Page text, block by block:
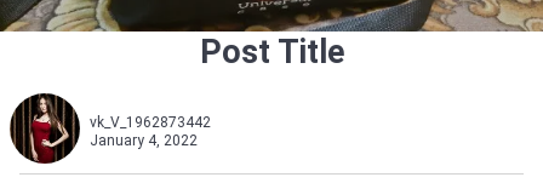
Post Title
vk_V_1962873442
January 4, 2022